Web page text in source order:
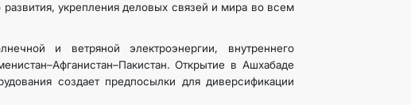
укрепления деловых связей и мира во всем
и ветряной электроэнергии, внутреннего
Открытие в Ашхабаде
создает предпосылки для диверсификации